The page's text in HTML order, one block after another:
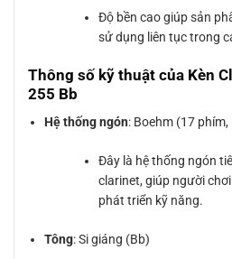
Độ bền cao giúp sản
sử dụng liên tục trong
Thông số kỹ thuật của Kèn
255 Bb
Hệ thống ngón: Boehm (17 phím,
Đây là hệ thống ngón
clarinet, giúp người
phát triển kỹ năng.
Tông: Si giáng (Bb)